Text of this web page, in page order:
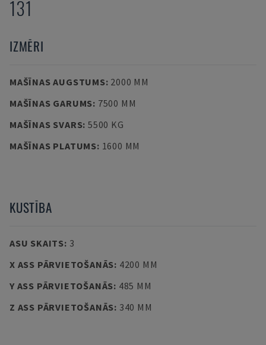
131
IZMĒRI
MAŠĪNAS AUGSTUMS: 2000 MM
MAŠĪNAS GARUMS: 7500 MM
MAŠĪNAS SVARS: 5500 KG
MAŠĪNAS PLATUMS: 1600 MM
KUSTĪBA
ASU SKAITS: 3
X ASS PĀRVIETOŠANĀS: 4200 MM
Y ASS PĀRVIETOŠANĀS: 485 MM
Z ASS PĀRVIETOŠANĀS: 340 MM